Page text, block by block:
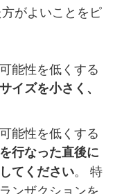
がよいことをピ
能性を低くする
イズを小さく、
能性を低くする
行なった直後に
てください。 特
ンザクションを